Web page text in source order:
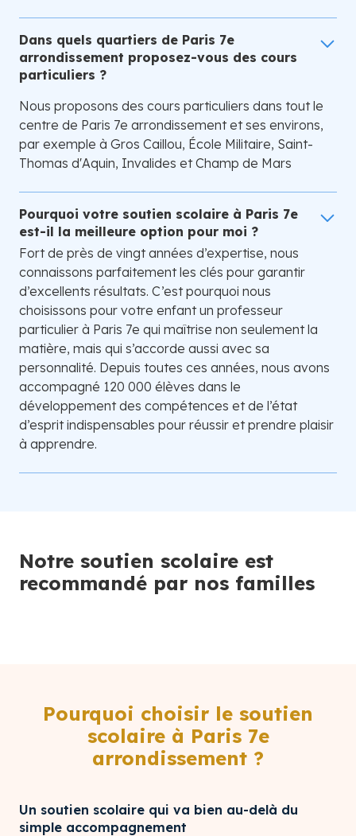
Dans quels quartiers de Paris 7e
arrondissement proposez-vous des cours
particuliers ?
Nous proposons des cours particuliers dans tout le
centre de Paris 7e arrondissement et ses environs,
par exemple à Gros Caillou, École Militaire, Saint-
Thomas d'Aquin, Invalides et Champ de Mars
Pourquoi votre soutien scolaire à Paris 7e
est-il la meilleure option pour moi ?
Fort de près de vingt années d’expertise, nous
connaissons parfaitement les clés pour garantir
d’excellents résultats. C’est pourquoi nous
choisissons pour votre enfant un professeur
particulier à Paris 7e qui maîtrise non seulement la
matière, mais qui s’accorde aussi avec sa
personnalité. Depuis toutes ces années, nous avons
accompagné 120 000 élèves dans le
développement des compétences et de l’état
d’esprit indispensables pour réussir et prendre plaisir
à apprendre.
Notre soutien scolaire est
recommandé par nos familles
Pourquoi choisir le soutien
scolaire à Paris 7e
arrondissement ?
Un soutien scolaire qui va bien au-delà du
simple accompagnement